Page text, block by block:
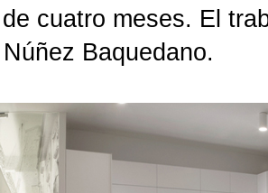
cuatro meses. El
Baquedano.